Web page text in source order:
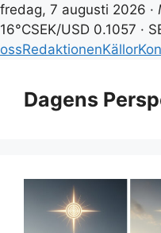
fredag, 7 augusti 2026 ·
16°CSEK/USD 0.1057 ·
ossRedaktionenKällor
innehållDagens